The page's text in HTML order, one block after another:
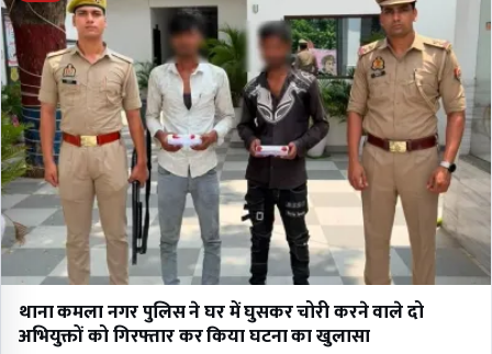
थाना कमला नगर पुलिस ने घर में घुसकर चोरी करने वाले दो
अभियुक्तों को गिरफ्तार कर किया घटना का खुलासा